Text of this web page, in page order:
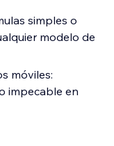
simples o
modelo de
móviles:
impecable en